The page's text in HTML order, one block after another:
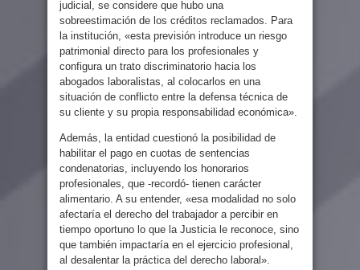
judicial, se considere que hubo una
sobreestimación de los créditos reclamados. Para
la institución, «esta previsión introduce un riesgo
patrimonial directo para los profesionales y
configura un trato discriminatorio hacia los
abogados laboralistas, al colocarlos en una
situación de conflicto entre la defensa técnica de
su cliente y su propia responsabilidad económica».
Además, la entidad cuestionó la posibilidad de
habilitar el pago en cuotas de sentencias
condenatorias, incluyendo los honorarios
profesionales, que -recordó- tienen carácter
alimentario. A su entender, «esa modalidad no solo
afectaría el derecho del trabajador a percibir en
tiempo oportuno lo que la Justicia le reconoce, sino
que también impactaría en el ejercicio profesional,
al desalentar la práctica del derecho laboral».